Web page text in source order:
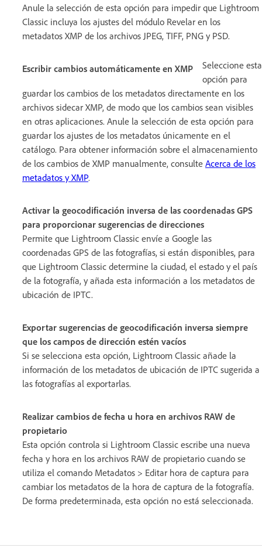
Anule la selección de esta opción para impedir que Lightroom
Classic incluya los ajustes del módulo Revelar en los
metadatos XMP de los archivos JPEG, TIFF, PNG y PSD.
Escribir cambios automáticamente en XMP
Seleccione esta
opción para
guardar los cambios de los metadatos directamente en los
archivos sidecar XMP, de modo que los cambios sean visibles
en otras aplicaciones. Anule la selección de esta opción para
guardar los ajustes de los metadatos únicamente en el
catálogo. Para obtener información sobre el almacenamiento
de los cambios de XMP manualmente, consulte Acerca de los
metadatos y XMP.
Activar la geocodificación inversa de las coordenadas GPS
para proporcionar sugerencias de direcciones
Permite que Lightroom Classic envíe a Google las
coordenadas GPS de las fotografías, si están disponibles, para
que Lightroom Classic determine la ciudad, el estado y el país
de la fotografía, y añada esta información a los metadatos de
ubicación de IPTC.
Exportar sugerencias de geocodificación inversa siempre
que los campos de dirección estén vacíos
Si se selecciona esta opción, Lightroom Classic añade la
información de los metadatos de ubicación de IPTC sugerida a
las fotografías al exportarlas.
Realizar cambios de fecha u hora en archivos RAW de
propietario
Esta opción controla si Lightroom Classic escribe una nueva
fecha y hora en los archivos RAW de propietario cuando se
utiliza el comando Metadatos > Editar hora de captura para
cambiar los metadatos de la hora de captura de la fotografía.
De forma predeterminada, esta opción no está seleccionada.